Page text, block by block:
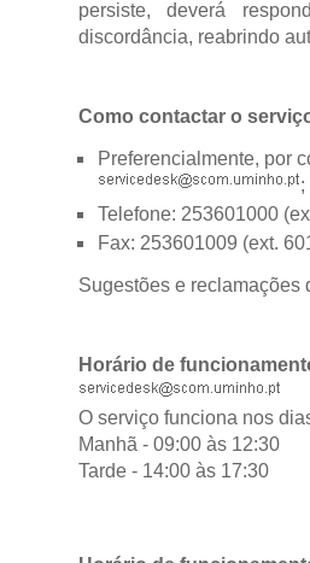
persiste, deverá
discordância, reabrindo
Como contactar o
Preferencialmente, por
;
Telefone: 253601000
Fax: 253601009 (ext.
Sugestões e reclamações
Horário de
O serviço funciona nos
Manhã - 09:00 às 12:30
Tarde - 14:00 às 17:30